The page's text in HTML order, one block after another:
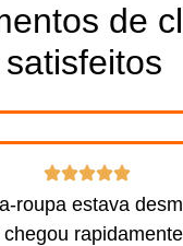
de
satisfeitos
roupa estava